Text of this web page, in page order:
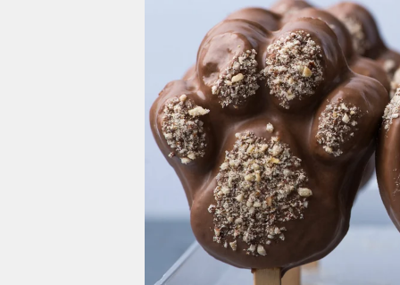
veranstaltungen
shop
fragen & hilfe
unterstützen
abo
genossenschaft